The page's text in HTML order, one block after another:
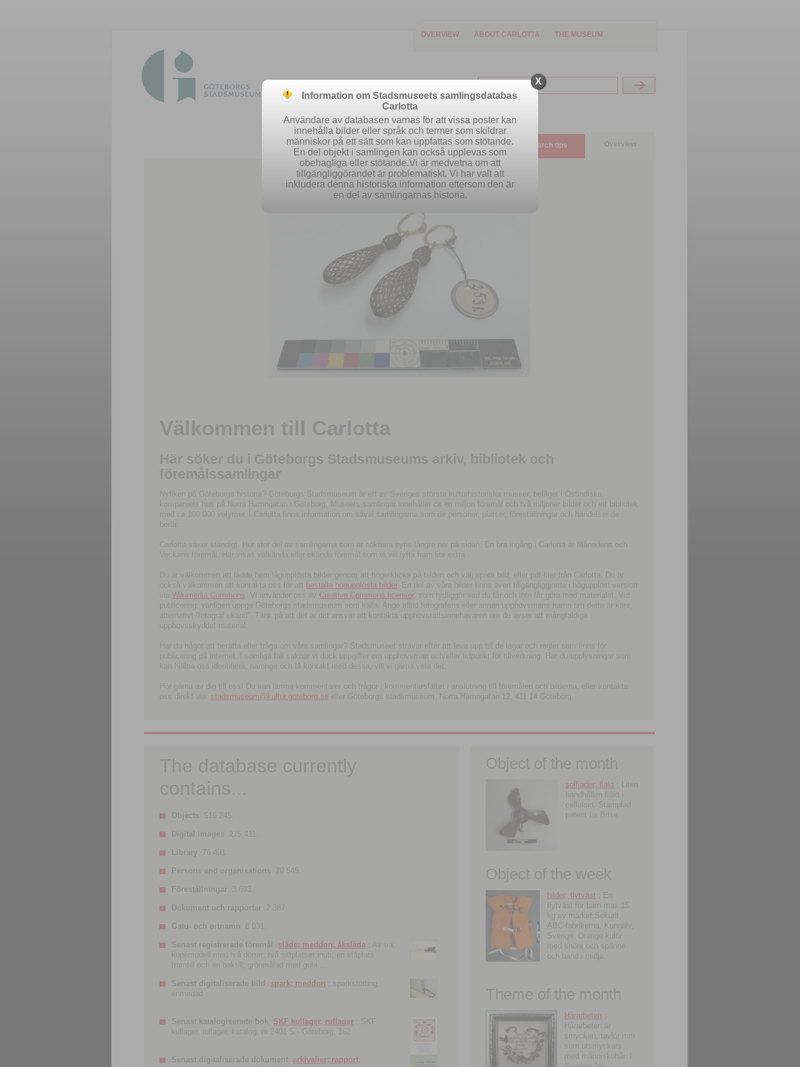
OVERVIEW ABOUT CARLOTTA THE MUSEUM
Easy search Advanced search Search tips Overview
Välkommen till Carlotta
Här söker du i Göteborgs Stadsmuseums arkiv, bibliotek och
föremålssamlingar
Nyfiken på Göteborgs historia? Göteborgs Stadsmuseum är ett av Sveriges största kulturhistoriska museer, beläget i Ostindiska
kompaniets hus på Norra Hamngatan i Göteborg. Museets samlingar innehåller ca en miljon föremål och två miljoner bilder och ett bibliotek
med ca 100 000 volymer. I Carlotta finns information om såväl samlingarna som de personer, platser, föreställningar och händelser de
berör.
Carlotta växer ständigt. Hur stor del av samlingarna som är sökbara syns längre ner på sidan. En bra ingång i Carlotta är Månadens och
Veckans föremål. Här visas välkända eller okända föremål som vi vill lyfta fram lite extra.
Du är välkommen att ladda hem lågupplösta bilder genom att högerklicka på bilden och välj spara bild, eller pdf-filer från Carlotta. Du är
också välkommen att kontakta oss för att beställa högupplösta bilder. En del av våra bilder finns även tillgängliggjorda i högupplöst version
via Wikimedia Commons . Vi använder oss av Creative Commons licenser, som tydliggör vad du får och inte får göra med materialet. Vid
publicering, vänligen uppge Göteborgs stadsmuseum som källa. Ange alltid fotografens eller annan upphovsmans namn om detta är känt,
alternativt ”fotograf okänd”. Tänk på att det är ditt ansvar att kontakta upphovsrättsinnehavaren om du avser att mångfaldiga
upphovsskyddat material.
Har du något att berätta eller fråga om våra samlingar? Stadsmuseet strävar efter att leva upp till de lagar och regler som finns för
publicering på internet. I somliga fall saknar vi dock uppgifter om upphovsman och/eller tidpunkt för tillverkning. Har du upplysningar som
kan hjälpa oss identifiera, namnge och få kontakt med dessa, vill vi gärna veta det.
Hör gärna av dig till oss! Du kan lämna kommentarer och frågor i kommentarsfältet i anslutning till föremålen och bilderna, eller kontakta
oss direkt via: stadsmuseum@kultur.goteborg.se eller Göteborgs stadsmuseum, Norra Hamngatan 12, 411 14 Göteborg.
The database currently
contains...
Objects 516 245.
Digital images 275 411.
Library 76 491.
Persons and organisations 79 545.
Föreställningar 3 693.
Dokument och rapporter 2 387.
Gatu- och ortnamn 8 031.
Senast registrerade föremål släde; meddon; åksläde ; Av trä;
kupémodell med två dörrar; två sittplatser inuti; en ståplats
framtill och en baktill; grönmålad med gula ...
Senast digitaliserade bild spark; meddon ; sparkstötting,
enmedad
Senast katalogiserade bok SKF kullager, rullager ; SKF
kullager, rullager, katalog. nr 2401 S.- Göteborg, 162
Senast digitaliserade dokument arkivalier; rapport;
Object of the month
solfjäder; fläkt ; Liten
handhållen fläkt i
celluloid. Stämplad
patent La Brise.
Object of the week
bilder; flytväst ; En
flytväst för barn max 15
kg av märket Sekurit,
ABC-fabrikerna, Kungälv,
Sverige. Orange kulör
med snöre och spänne
och band i midja.
Theme of the month
Hårarbeten
Hårarbeten är
smycken, tavlor mm
som utsmyckats
med människohår. I
X
Information om Stadsmuseets samlingsdatabas
Carlotta
Användare av databasen varnas för att vissa poster kan
innehålla bilder eller språk och termer som skildrar
människor på ett sätt som kan uppfattas som stötande.
En del objekt i samlingen kan också upplevas som
obehagliga eller stötande.Vi är medvetna om att
tillgängliggörandet är problematiskt. Vi har valt att
inkludera denna historiska information eftersom den är
en del av samlingarnas historia.